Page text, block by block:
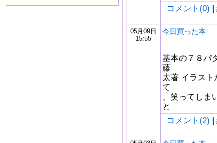
コメント(0) |
05月09日
15:55
今日買った本
基本の７８パ
藤
太著 イラス
て
、笑ってしま
と
コメント(2) |